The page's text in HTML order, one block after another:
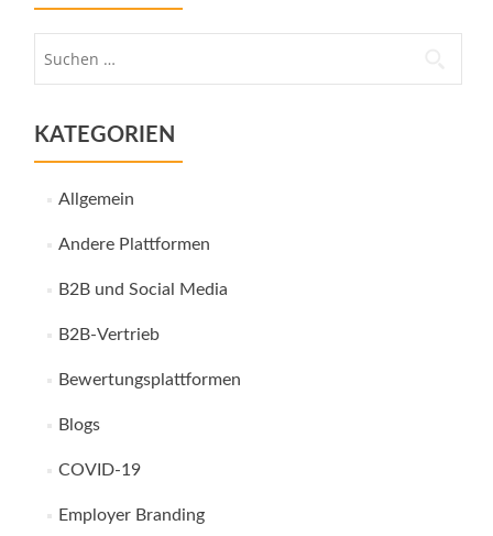
KATEGORIEN
Allgemein
Andere Plattformen
B2B und Social Media
B2B-Vertrieb
Bewertungsplattformen
Blogs
COVID-19
Employer Branding